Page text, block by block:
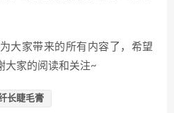
大家带来的所有内容了，希望
大家的阅读和关注~
长睫毛膏